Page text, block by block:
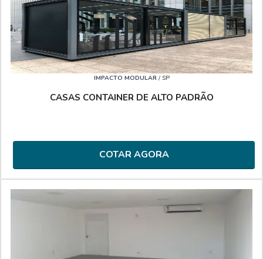
IMPACTO MODULAR/ SP
CASAS CONTAINER DE ALTO PADRÃO
COTAR AGORA